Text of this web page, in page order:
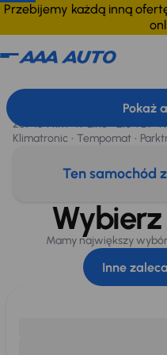
Przebijemy każdą inną
Volkswagen Passat
267 154 km R-Line 2.0 TDI
Klimatronic
Tempomat
Ten samochód
Pokaż
Mamy największy
Inne